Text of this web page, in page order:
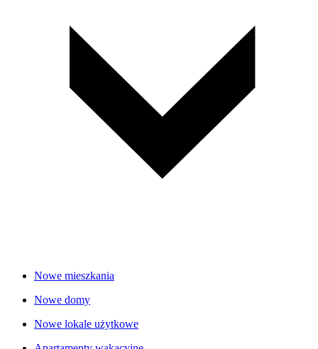
Nowe mieszkania
Nowe domy
Nowe lokale użytkowe